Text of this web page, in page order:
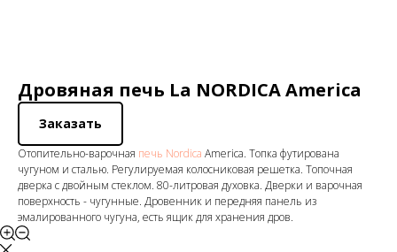
Дровяная печь La NORDICA America
Заказать
Отопительно-варочная печь Nordica America. Топка футирована
чугуном и сталью. Регулируемая колосниковая решетка. Топочная
дверка с двойным стеклом. 80-литровая духовка. Дверки и варочная
поверхность - чугунные. Дровенник и передняя панель из
эмалированного чугуна, есть ящик для хранения дров.